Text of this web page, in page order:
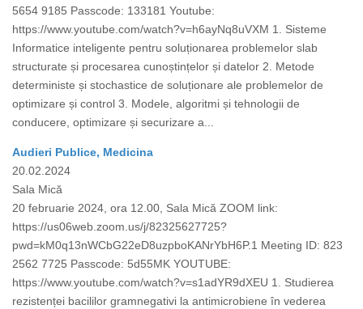
5654 9185 Passcode: 133181 Youtube:
https://www.youtube.com/watch?v=h6ayNq8uVXM 1. Sisteme
Informatice inteligente pentru soluționarea problemelor slab
structurate și procesarea cunoștințelor și datelor 2. Metode
deterministe și stochastice de soluționare ale problemelor de
optimizare și control 3. Modele, algoritmi și tehnologii de
conducere, optimizare și securizare a...
Audieri Publice, Medicina
20.02.2024
Sala Mică
20 februarie 2024, ora 12.00, Sala Mică ZOOM link:
https://us06web.zoom.us/j/82325627725?
pwd=kM0q13nWCbG22eD8uzpboKANrYbH6P.1 Meeting ID: 823
2562 7725 Passcode: 5d55MK YOUTUBE:
https://www.youtube.com/watch?v=s1adYR9dXEU 1. Studierea
rezistenței bacililor gramnegativi la antimicrobiene în vederea